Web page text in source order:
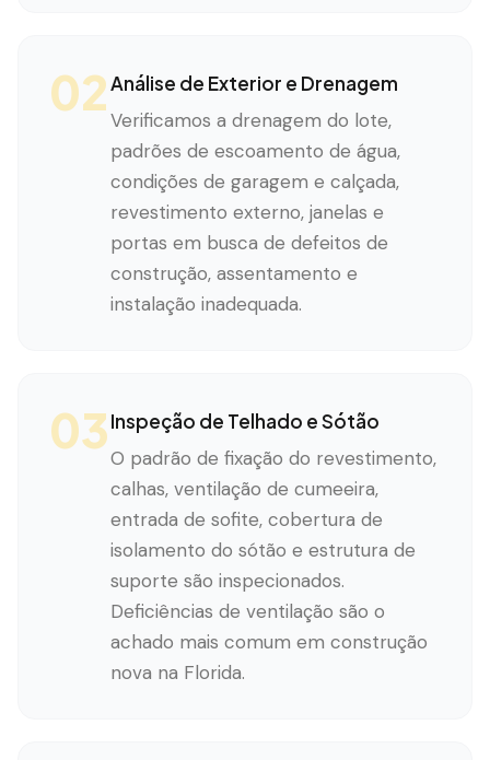
02Análise de Exterior e Drenagem
Verificamos a drenagem do lote,
padrões de escoamento de água,
condições de garagem e calçada,
revestimento externo, janelas e
portas em busca de defeitos de
construção, assentamento e
instalação inadequada.
03Inspeção de Telhado e Sótão
O padrão de fixação do revestimento,
calhas, ventilação de cumeeira,
entrada de sofite, cobertura de
isolamento do sótão e estrutura de
suporte são inspecionados.
Deficiências de ventilação são o
achado mais comum em construção
nova na Florida.